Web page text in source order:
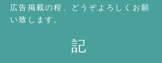
広告掲載の程、どうぞよろしくお願
い致します。
記